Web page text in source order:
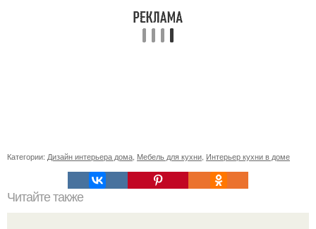
Категории: Дизайн интерьера дома Мебель для кухни Интерьер кухни в доме
Читайте также